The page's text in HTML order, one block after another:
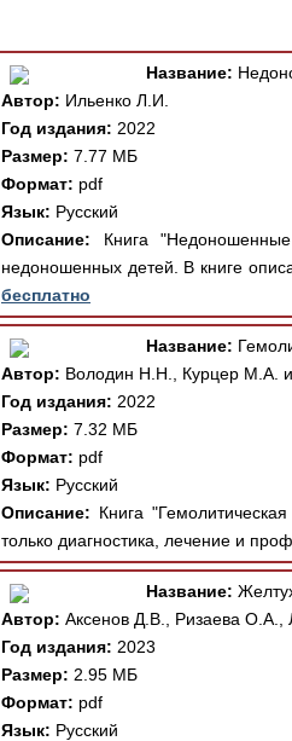
Название:
Автор: Ильенко Л.И.
Год издания: 2022
Размер: 7.77 МБ
Формат: pdf
Язык: Русский
Описание: Книга
недоношенных детей. В книге
бесплатно
Название:
Автор: Володин Н.Н., Курцер М.А. и
Год издания: 2022
Размер: 7.32 МБ
Формат: pdf
Язык: Русский
Описание: Книга
только диагностика, лечение и
Название:
Автор: Аксенов Д.В., Ризаева О.А.,
Год издания: 2023
Размер: 2.95 МБ
Формат: pdf
Язык: Русский